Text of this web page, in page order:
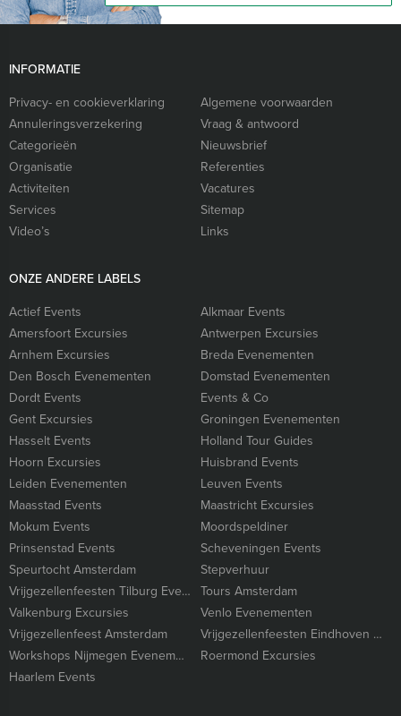
INFORMATIE
Privacy- en cookieverklaring
Algemene voorwaarden
Annuleringsverzekering
Vraag & antwoord
Categorieën
Nieuwsbrief
Organisatie
Referenties
Activiteiten
Vacatures
Services
Sitemap
Video’s
Links
ONZE ANDERE LABELS
Actief Events
Alkmaar Events
Amersfoort Excursies
Antwerpen Excursies
Arnhem Excursies
Breda Evenementen
Den Bosch Evenementen
Domstad Evenementen
Dordt Events
Events & Co
Gent Excursies
Groningen Evenementen
Hasselt Events
Holland Tour Guides
Hoorn Excursies
Huisbrand Events
Leiden Evenementen
Leuven Events
Maasstad Events
Maastricht Excursies
Mokum Events
Moordspeldiner
Prinsenstad Events
Scheveningen Events
Speurtocht Amsterdam
Stepverhuur
Vrijgezellenfeesten Tilburg Events Tours Amsterdam
Valkenburg Excursies
Venlo Evenementen
Vrijgezellenfeest Amsterdam
Vrijgezellenfeesten Eindhoven Excursies
Workshops Nijmegen Evenementen
Roermond Excursies
Haarlem Events